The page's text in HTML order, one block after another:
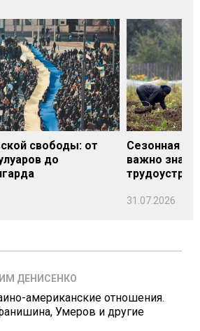
свободы: от
до
Сезонная
важно знать
31.07.2026
ДЕНИСЕНКО
американские отношения.
Умеров и другие